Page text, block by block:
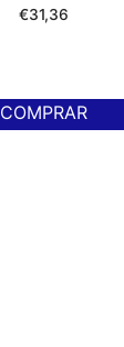
€31,36
COMPRAR